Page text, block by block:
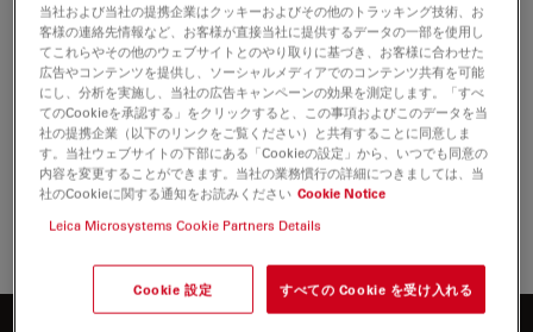
Show answer
ワイヤレスフットスイッチは手術中のワークフローの
効率と快適性をどのように向上させますか？
Show answer
このフットスイッチの一般的な使用例は？
Show answer
ハンズフリー操作の利点は何ですか？
当社および当社の提携企業はクッキーおよびその他のトラッキング技術、お
客様の連絡先情報など、お客様が直接当社に提供するデータの一部を使用し
てこれらやその他のウェブサイトとのやり取りに基づき、お客様に合わせた
広告やコンテンツを提供し、ソーシャルメディアでのコンテンツ共有を可能
にし、分析を実施し、当社の広告キャンペーンの効果を測定します。「すべ
てのCookieを承認する」をクリックすると、この事項およびこのデータを当
社の提携企業（以下のリンクをご覧ください）と共有することに同意しま
す。当社ウェブサイトの下部にある「Cookieの設定」から、いつでも同意の
内容を変更することができます。当社の業務慣行の詳細につきましては、当
社のCookieに関する通知をお読みください Cookie Notice
Leica Microsystems Cookie Partners Details
Cookie 設定 すべての Cookie を受け入れる